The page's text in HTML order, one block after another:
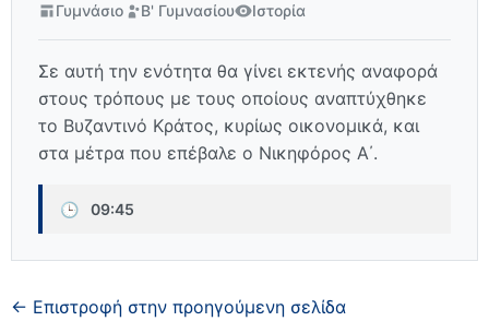
Γυμνάσιο Β' Γυμνασίου Ιστορία
Σε αυτή την ενότητα θα γίνει εκτενής αναφορά
στους τρόπους με τους οποίους αναπτύχθηκε
το Bυζαντινό Kράτος, κυρίως οικονομικά, και
στα μέτρα που επέβαλε ο Νικηφόρος Α΄.
🕒 09:45
← Επιστροφή στην προηγούμενη σελίδα